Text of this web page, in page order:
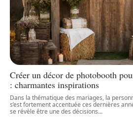
Créer un décor de photobooth
: charmantes inspirations
Dans la thématique des mariages, la
s’est fortement accentuée ces dernières
se révèle être une des décisions…